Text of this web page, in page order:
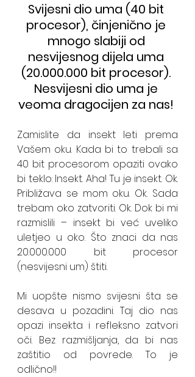
Svijesni dio uma (40 bit
procesor), činjenično je
mnogo slabiji od
nesvijesnog dijela uma
(20.000.000 bit procesor).
Nesvijesni dio uma je
veoma dragocijen za nas!
Zamislite da insekt leti prema
Vašem oku. Kada bi to trebali sa
40 bit procesorom opaziti ovako
bi teklo: Insekt. Aha! Tu je insekt. Ok.
Približava se mom oku. Ok. Sada
trebam oko zatvoriti. Ok. Dok bi mi
razmislili – insekt bi već uveliko
uletjeo u oko. Što znaci da nas
20.000.000 bit procesor
(nesvijesni um) štiti.
Mi uopšte nismo svijesni šta se
desava u pozadini. Taj dio nas
opazi insekta i refleksno zatvori
oči. Bez razmišljanja, da bi nas
zaštitio od povrede. To je
odlično!!